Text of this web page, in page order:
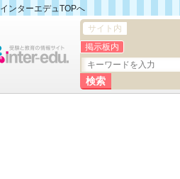
インターエデュTOPへ
サイト内
掲示板内